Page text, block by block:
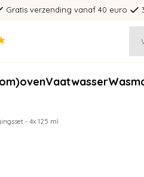
Gratis verzending vanaf 40 euro
Vaatwasser
- 4x 125 ml